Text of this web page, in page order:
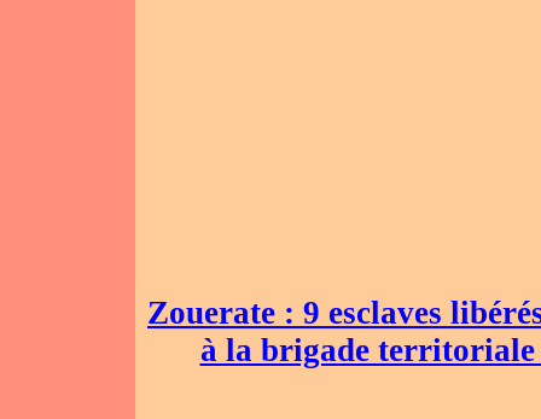
Zouerate : 9 esclaves
à la brigade territoriale